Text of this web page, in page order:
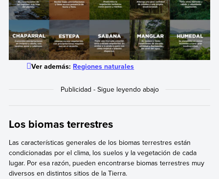
Ver además: Regiones naturales
Los biomas terrestres
Las características generales de los biomas terrestres están
condicionadas por el clima, los suelos y la vegetación de cada
lugar. Por esa razón, pueden encontrarse biomas terrestres muy
diversos en distintos sitios de la Tierra.